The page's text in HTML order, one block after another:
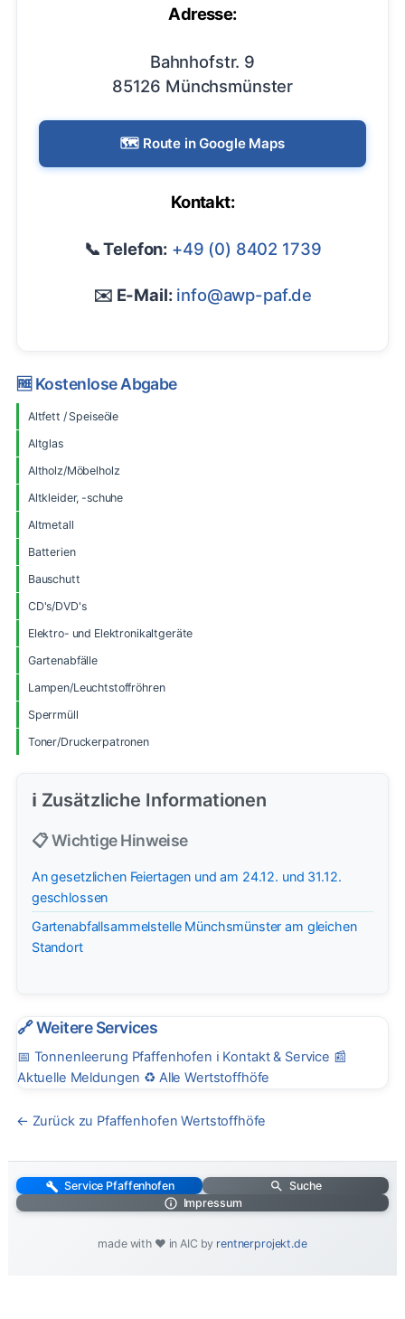
Adresse:
Bahnhofstr. 9
85126 Münchsmünster
🗺️ Route in Google Maps
Kontakt:
📞 Telefon: +49 (0) 8402 1739
✉️ E-Mail: info@awp-paf.de
🆓 Kostenlose Abgabe
Altfett / Speiseöle
Altglas
Altholz/Möbelholz
Altkleider, -schuhe
Altmetall
Batterien
Bauschutt
CD's/DVD's
Elektro- und Elektronikaltgeräte
Gartenabfälle
Lampen/Leuchtstoffröhren
Sperrmüll
Toner/Druckerpatronen
ℹ️ Zusätzliche Informationen
📋 Wichtige Hinweise
An gesetzlichen Feiertagen und am 24.12. und 31.12.
geschlossen
Gartenabfallsammelstelle Münchsmünster am gleichen
Standort
🔗 Weitere Services
📅 Tonnenleerung Pfaffenhofen ℹ️ Kontakt & Service 📰
Aktuelle Meldungen ♻️ Alle Wertstoffhöfe
← Zurück zu Pfaffenhofen Wertstoffhöfe
Service Pfaffenhofen
Suche
Impressum
made with ❤️ in AIC by rentnerprojekt.de